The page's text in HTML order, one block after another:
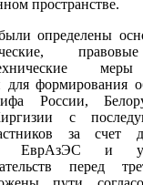
пространстве.
определены
технические
для формирования
России,
с
за счет
ЕврАзЭС и
перед